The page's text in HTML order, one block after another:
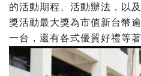
的活動期程、活動辦法，以
獎活動最大獎為市值新台幣
一台，還有各式優質好禮等